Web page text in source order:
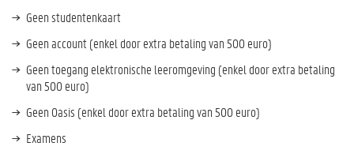
Geen studentenkaart
Geen account (enkel door extra betaling van 500 euro)
Geen toegang elektronische leeromgeving (enkel door extra betaling
van 500 euro)
Geen Oasis (enkel door extra betaling van 500 euro)
Examens